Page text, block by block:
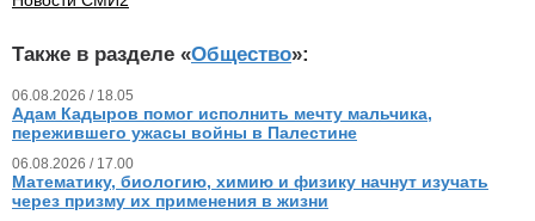
Также в разделе «Общество»:
06.08.2026 / 18.05
Адам Кадыров помог исполнить мечту мальчика,
пережившего ужасы войны в Палестине
06.08.2026 / 17.00
Математику, биологию, химию и физику начнут изучать
через призму их применения в жизни